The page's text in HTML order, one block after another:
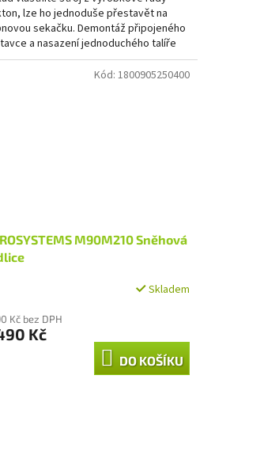
lze ho jednoduše přestavět na
sekačku. Demontáž připojeného
a nasazení jednoduchého talíře
je otázkou max....
M90M210 Sněhová
Skladem
Kč bez DPH
Kč
DO KOŠÍKU
Kód: 1800905250400